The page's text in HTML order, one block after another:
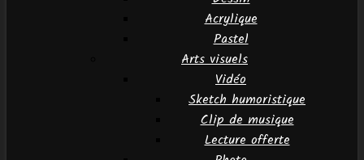
Acrylique
Pastel
Arts visuels
Vidéo
Sketch humoristique
Clip de musique
Lecture offerte